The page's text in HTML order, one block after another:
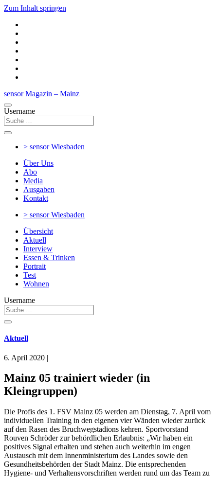
Zum Inhalt springen
sensor Magazin – Mainz
Username
> sensorWiesbaden
Über Uns
Abo
Media
Ausgaben
Kontakt
> sensorWiesbaden
Übersicht
Aktuell
Interview
Essen & Trinken
Portrait
Test
Wohnen
Username
Aktuell
6. April 2020 |
Mainz 05 trainiert wieder (in
Kleingruppen)
Die Profis des 1. FSV Mainz 05 werden am Dienstag, 7. April vom
individuellen Training in den eigenen vier Wänden wieder zurück
auf den Rasen des Bruchwegstadions kehren. Sportvorstand
Rouven Schröder zur behördlichen Erlaubnis: „Wir haben ein
positives Signal erhalten und stehen auch weiterhin im engen
Austausch mit dem Innenministerium des Landes sowie den
Gesundheitsbehörden der Stadt Mainz. Die entsprechenden
Hygiene- und Verhaltensvorschriften werden rund um das Team zu